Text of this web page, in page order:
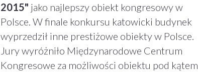
2015" jako najlepszy obiekt kongresowy w
Polsce. W finale konkursu katowicki budynek
wyprzedził inne prestiżowe obiekty w Polsce.
Jury wyróżniło Międzynarodowe Centrum
Kongresowe za możliwości obiektu pod kątem